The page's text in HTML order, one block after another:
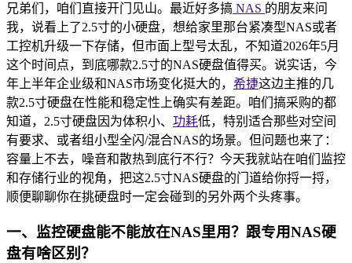
兄弟们，咱们直接开门见山。最近好多搞 NAS 的朋友来问
我，说看上了2.5寸的小硬盘，想给家里那台紧凑型NAS或者
工控机升级一下存储，但市面上型号太乱，不知道2026年5月
这个时间点，到底哪款2.5寸的NAS硬盘值得买。说实话，今
年上半年企业级和NAS市场变化挺大的， 希捷这边主推的几
款2.5寸硬盘在性能和稳定性上确实有差距。咱们搞采购的都
知道，2.5寸硬盘因为体积小、 功耗低，特别适合那些对空间
有要求、或者组小型全闪/混合NAS的场景。但问题也来了：
容量上不去，噪音和散热到底行不行？今天我就站在咱们监控
和存储行业的视角，把这2.5寸NAS硬盘的门道给你捋一捋，
顺便聊聊你在挑硬盘时一定会碰到的另外两个头疼事。
一、监控硬盘能不能放在NAS里用？跟专用NAS硬
盘有啥区别？